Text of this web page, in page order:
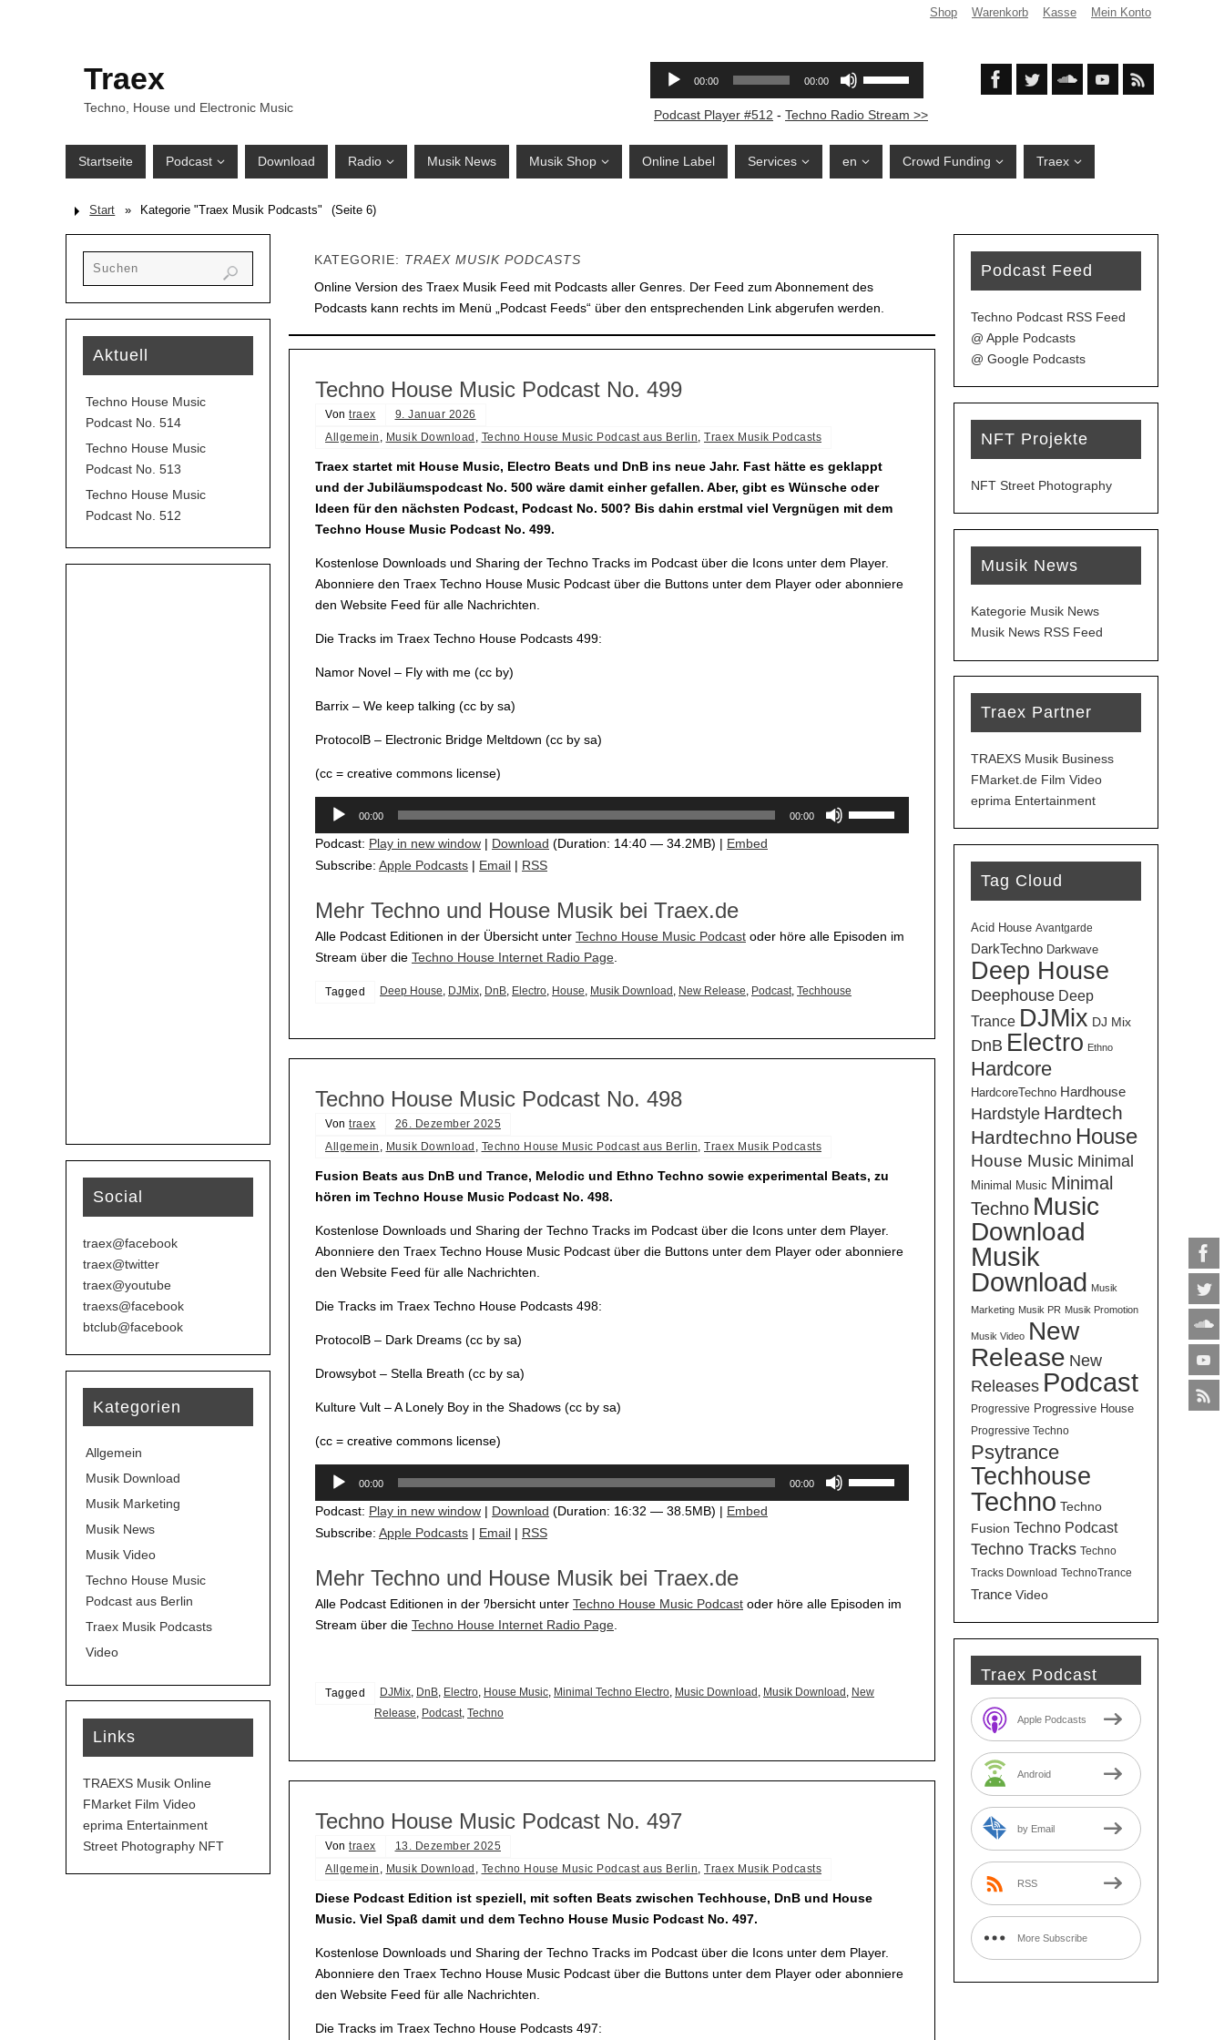
Shop Warenkorb Kasse Mein Konto
Traex
Techno, House und Electronic Music Podcast Player #512 - Techno Radio Stream >>
Startseite Podcast Download Radio Musik News Musik Shop Online Label Services en Crowd Funding Traex
Start » Kategorie "Traex Musik Podcasts" (Seite 6)
KATEGORIE: TRAEX MUSIK PODCASTS
Online Version des Traex Musik Feed mit Podcasts aller Genres. Der Feed zum Abonnement des
Podcasts kann rechts im Menü „Podcast Feeds“ über den entsprechenden Link abgerufen werden.
Techno House Music Podcast No. 499
Von traex
9. Januar 2026
Allgemein , Musik Download , Techno House Music Podcast aus Berlin, Traex Musik Podcasts
Traex startet mit House Music, Electro Beats und DnB ins neue Jahr. Fast hätte es geklappt
und der Jubiläumspodcast No. 500 wäre damit einher gefallen. Aber, gibt es Wünsche oder
Ideen für den nächsten Podcast, Podcast No. 500? Bis dahin erstmal viel Vergnügen mit dem
Techno House Music Podcast No. 499.
Kostenlose Downloads und Sharing der Techno Tracks im Podcast über die Icons unter dem Player.
Abonniere den Traex Techno House Music Podcast über die Buttons unter dem Player oder abonniere
den Website Feed für alle Nachrichten.
Die Tracks im Traex Techno House Podcasts 499:
Namor Novel – Fly with me (cc by)
Barrix – We keep talking (cc by sa)
ProtocolB – Electronic Bridge Meltdown (cc by sa)
(cc = creative commons license)
Audio-
00:00 00:00
zu
Podcast: Play in new window | Download (Duration: 14:40 — 34.2MB) | Embed
Subscribe: Apple Podcasts | Email | RSS
Mehr Techno und House Musik bei Traex.de
Alle Podcast Editionen in der Übersicht unter Techno House Music Podcast oder höre alle Episoden im
Stream über die Techno House Internet Radio Page
Tagged Deep House, DJMix, DnB, Electro, House, Musik Download , New Release, Podcast, Techhouse
Techno House Music Podcast No. 498
Von traex
26. Dezember 2025
Allgemein , Musik Download , Techno House Music Podcast aus Berlin, Traex Musik Podcasts
Fusion Beats aus DnB und Trance, Melodic und Ethno Techno sowie experimental Beats, zu
hören im Techno House Music Podcast No. 498.
Kostenlose Downloads und Sharing der Techno Tracks im Podcast über die Icons unter dem Player.
Abonniere den Traex Techno House Music Podcast über die Buttons unter dem Player oder abonniere
den Website Feed für alle Nachrichten.
Die Tracks im Traex Techno House Podcasts 498:
ProtocolB – Dark Dreams (cc by sa)
Drowsybot – Stella Breath (cc by sa)
Kulture Vult – A Lonely Boy in the Shadows (cc by sa)
(cc = creative commons license)
Audio-
00:00 00:00
zu
Podcast: Play in new window | Download (Duration: 16:32 — 38.5MB) | Embed
Subscribe: Apple Podcasts | Email | RSS
Mehr Techno und House Musik bei Traex.de
Alle Podcast Editionen in der ﾜbersicht unter Techno House Music Podcast oder höre alle Episoden im
Stream über die Techno House Internet Radio Page
Tagged DJMix, DnB, Electro, House Music, Minimal Techno Electro, Music Download, Musik Download, New
Release, Podcast, Techno
Techno House Music Podcast No. 497
Von traex
13. Dezember 2025
Allgemein
Musik Download Techno House Music Podcast aus Berlin Traex Musik Podcasts
Diese Podcast Edition ist speziell, mit soften Beats zwischen Techhouse, DnB und House
Music. Viel Spaß damit und dem Techno House Music Podcast No. 497.
Kostenlose Downloads und Sharing der Techno Tracks im Podcast über die Icons unter dem Player.
Abonniere den Traex Techno House Music Podcast über die Buttons unter dem Player oder abonniere
den Website Feed für alle Nachrichten.
Die Tracks im Traex Techno House Podcasts 497:
Aktuell
Techno House Music
Podcast No. 514
Techno House Music
Podcast No. 513
Techno House Music
Podcast No. 512
Social
traex@facebook
traex@twitter
traex@youtube
traexs@facebook
btclub@facebook
Kategorien
Allgemein
Musik Download
Musik Marketing
Musik News
Musik Video
Techno House Music
Podcast aus Berlin
Traex Musik Podcasts
Video
Links
TRAEXS Musik Online
FMarket Film Video
eprima Entertainment
Street Photography NFT
Podcast Feed
Techno Podcast RSS Feed
@ Apple Podcasts
@ Google Podcasts
NFT Projekte
NFT Street Photography
Musik News
Kategorie Musik News
Musik News RSS Feed
Traex Partner
TRAEXS Musik Business
FMarket.de Film Video
eprima Entertainment
Tag Cloud
Acid House Avantgarde
DarkTechno Darkwave
Deep House
Deephouse Deep
Trance DJMix DJ Mix
DnB Electro Ethno
Hardcore
HardcoreTechno Hardhouse
Hardstyle Hardtech
Hardtechno House
House Music Minimal
Minimal Music Minimal
Techno Music
Download
Musik
Download Musik
Marketing Musik PR Musik Promotion
Musik Video New
Release New
Releases Podcast
Progressive Progressive House
Progressive Techno
Psytrance
Techhouse
Techno Techno
Fusion Techno Podcast
Techno Tracks Techno
Tracks Download TechnoTrance
Trance Video
Traex Podcast
Apple Podcasts
Android
by Email
RSS
More Subscribe
Options